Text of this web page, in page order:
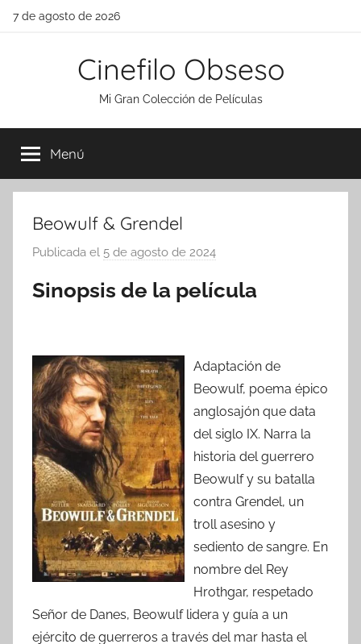
Saltar
7 de agosto de 2026
Cinefilo Obseso
Mi Gran Colección de Películas
Menú
Beowulf & Grendel
Publicada el 5 de agosto de 2024
r
Sinopsis de la película
Adaptación de
Beowulf, poema épico
anglosajón que data
del siglo IX. Narra la
historia del guerrero
Beowulf y su batalla
contra Grendel, un
troll asesino y
sediento de sangre. En
nombre del Rey
Hrothgar, respetado
Señor de Danes, Beowulf lidera y guía a un
ejército de guerreros a través del mar hasta el